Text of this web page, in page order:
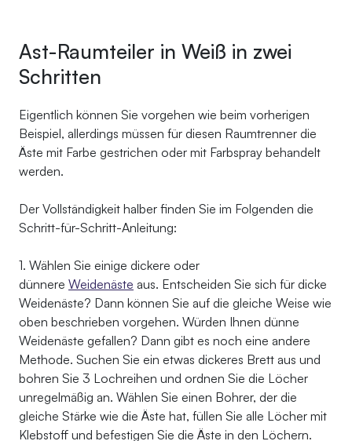
Ast-Raumteiler in Weiß in zwei
Schritten
Eigentlich können Sie vorgehen wie beim vorherigen
Beispiel, allerdings müssen für diesen Raumtrenner die
Äste mit Farbe gestrichen oder mit Farbspray behandelt
werden.
Der Vollständigkeit halber finden Sie im Folgenden die
Schritt-für-Schritt-Anleitung:
1. Wählen Sie einige dickere oder
dünnere Weidenäste aus. Entscheiden Sie sich für dicke
Weidenäste? Dann können Sie auf die gleiche Weise wie
oben beschrieben vorgehen. Würden Ihnen dünne
Weidenäste gefallen? Dann gibt es noch eine andere
Methode. Suchen Sie ein etwas dickeres Brett aus und
bohren Sie 3 Lochreihen und ordnen Sie die Löcher
unregelmäßig an. Wählen Sie einen Bohrer, der die
gleiche Stärke wie die Äste hat, füllen Sie alle Löcher mit
Klebstoff und befestigen Sie die Äste in den Löchern.